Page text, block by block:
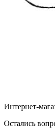
Интернет-
Остались